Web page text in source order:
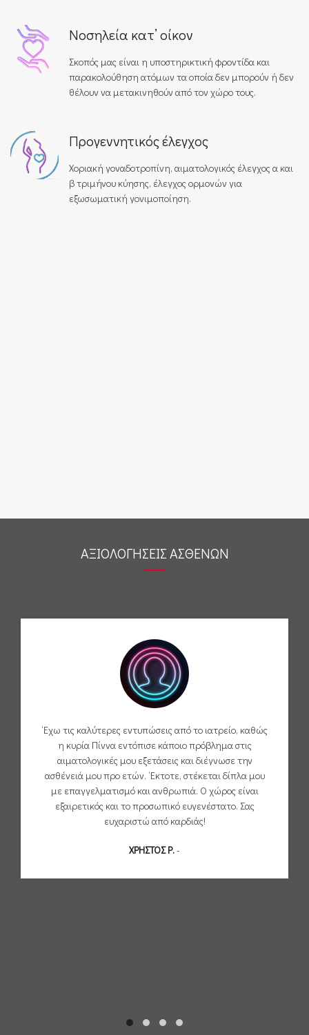
Νοσηλεία κατ’ οίκον
Σκοπός μας είναι η υποστηρικτική φροντίδα και
παρακολούθηση ατόμων τα οποία δεν μπορούν ή δεν
θέλουν να μετακινηθούν από τον χώρο τους.
Προγεννητικός έλεγχος
Χοριακή γοναδοτροπίνη, αιματολογικός έλεγχος α και
β τριμήνου κύησης, έλεγχος ορμονών για
εξωσωματική γονιμοποίηση.
ΑΞΙΟΛΟΓΗΣΕΙΣ ΑΣΘΕΝΩΝ
‘Εχω τις καλύτερες εντυπώσεις από το ιατρείο, καθώς
η κυρία Πίννα εντόπισε κάποιο πρόβλημα στις
αιματολογικές μου εξετάσεις και διέγνωσε την
ασθένειά μου προ ετών. ‘Εκτοτε, στέκεται δίπλα μου
με επαγγελματισμό και ανθρωπιά. Ο χώρος είναι
εξαιρετικός και το προσωπικό ευγενέστατο. Σας
ευχαριστώ από καρδιάς!
ΧΡΗΣΤΟΣ Ρ.